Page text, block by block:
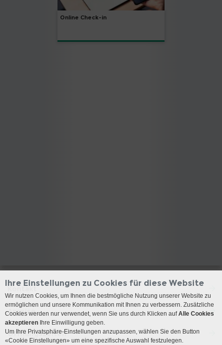
Online Check-in
Kontakt
Anreise
Öffnungszeiten
Ihre Einstellungen zu Cookies für diese Website
Wir nutzen Cookies, um Ihnen die bestmögliche Nutzung unserer Website zu
ermöglichen und unsere Kommunikation mit Ihnen zu verbessern. Zusätzliche
Cookies werden nur verwendet, wenn Sie uns durch Klicken aufAlle Cookies
akzeptieren Ihre Einwilligung geben.
Um Ihre Privatsphäre-Einstellungen anzupassen, wählen Sie den Button
«Cookie Einstellungen» um eine spezifische Auswahl festzulegen.